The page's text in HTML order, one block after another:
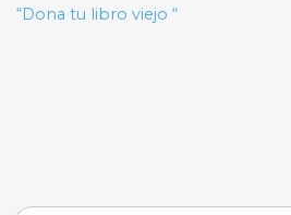
“Dona tu libro viejo “